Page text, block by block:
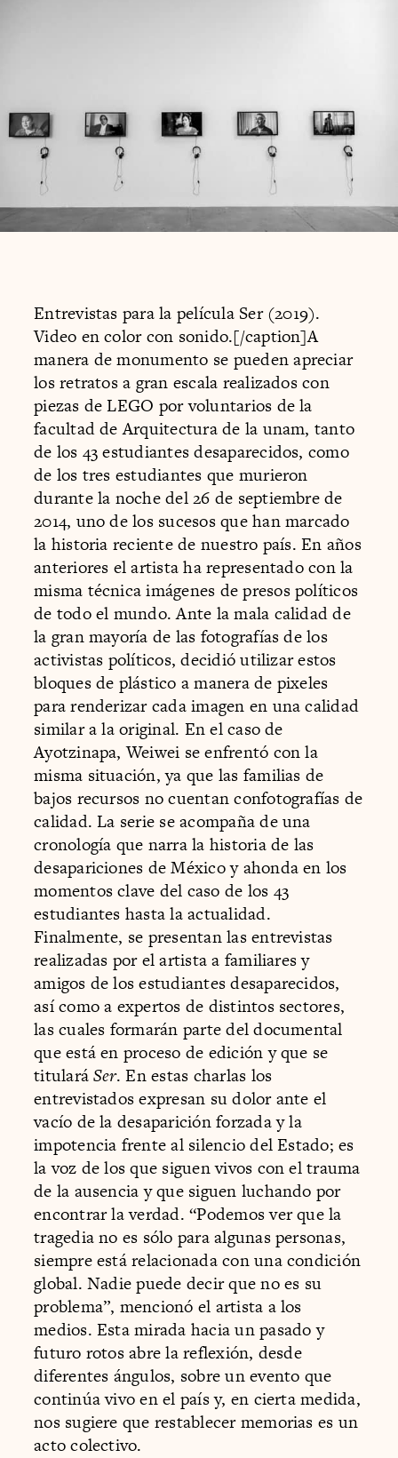
Entrevistas para la película Ser (2019).
Video en color con sonido.[/caption]A
manera de monumento se pueden apreciar
los retratos a gran escala realizados con
piezas de LEGO por voluntarios de la
facultad de Arquitectura de la unam, tanto
de los 43 estudiantes desaparecidos, como
de los tres estudiantes que murieron
durante la noche del 26 de septiembre de
2014, uno de los sucesos que han marcado
la historia reciente de nuestro país. En años
anteriores el artista ha representado con la
misma técnica imágenes de presos políticos
de todo el mundo. Ante la mala calidad de
la gran mayoría de las fotografías de los
activistas políticos, decidió utilizar estos
bloques de plástico a manera de pixeles
para renderizar cada imagen en una calidad
similar a la original. En el caso de
Ayotzinapa, Weiwei se enfrentó con la
misma situación, ya que las familias de
bajos recursos no cuentan confotografías de
calidad. La serie se acompaña de una
cronología que narra la historia de las
desapariciones de México y ahonda en los
momentos clave del caso de los 43
estudiantes hasta la actualidad.
Finalmente, se presentan las entrevistas
realizadas por el artista a familiares y
amigos de los estudiantes desaparecidos,
así como a expertos de distintos sectores,
las cuales formarán parte del documental
que está en proceso de edición y que se
titularáSer. En estas charlas los
entrevistados expresan su dolor ante el
vacío de la desaparición forzada y la
impotencia frente al silencio del Estado; es
la voz de los que siguen vivos con el trauma
de la ausencia y que siguen luchando por
encontrar la verdad. “Podemos ver que la
tragedia no es sólo para algunas personas,
siempre está relacionada con una condición
global. Nadie puede decir que no es su
problema”, mencionó el artista a los
medios. Esta mirada hacia un pasado y
futuro rotos abre la reflexión, desde
diferentes ángulos, sobre un evento que
continúa vivo en el país y, en cierta medida,
nos sugiere que restablecer memorias es un
acto colectivo.